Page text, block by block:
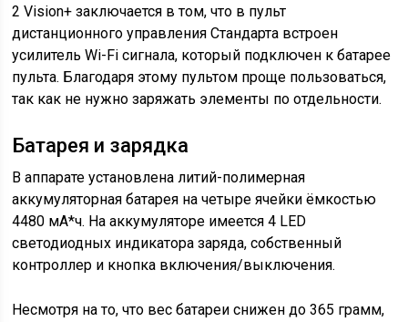
2 Vision+ заключается в том, что в пульт
дистанционного управления Стандарта встроен
усилитель Wi-Fi сигнала, который подключен к батарее
пульта. Благодаря этому пультом проще пользоваться,
так как не нужно заряжать элементы по отдельности.
Батарея и зарядка
В аппарате установлена литий-полимерная
аккумуляторная батарея на четыре ячейки ёмкостью
4480 мА*ч. На аккумуляторе имеется 4 LED
светодиодных индикатора заряда, собственный
контроллер и кнопка включения/выключения.
Несмотря на то, что вес батареи снижен до 365 грамм,